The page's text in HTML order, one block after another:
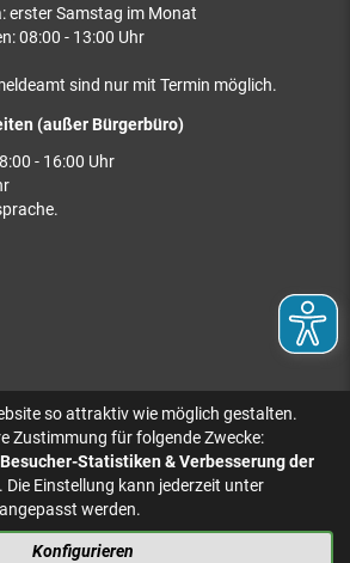
erster Samstag im Monat
08:00 - 13:00 Uhr
sind nur mit Termin möglich.
(außer Bürgerbüro)
- 16:00 Uhr
so attraktiv wie möglich gestalten.
Zustimmung für folgende Zwecke:
Statistiken & Verbesserung der
. Die Einstellung kann jederzeit unter
angepasst werden.
Konfigurieren